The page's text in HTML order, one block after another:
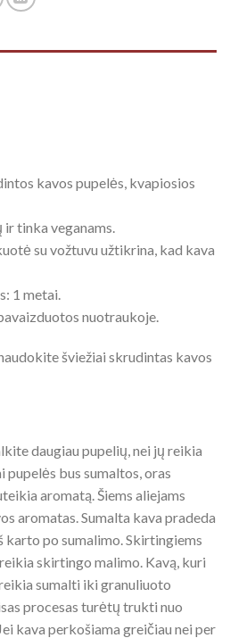
kavos pupelės, kvapiosios
tinka veganams.
su vožtuvu užtikrina, kad kava
1 metai.
nuotraukoje.
šviežiai skrudintas kavos
daugiau pupelių, nei jų reikia
bus sumaltos, oras
aromatą. Šiems aliejams
aromatas. Sumalta kava pradeda
po sumalimo. Skirtingiems
skirtingo malimo. Kavą, kuri
sumalti iki granuliuoto
procesas turėtų trukti nuo
kava perkošiama greičiau nei per